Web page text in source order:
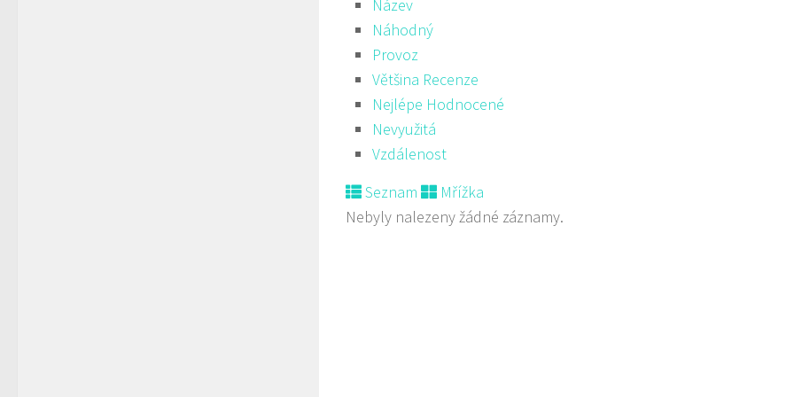
Název
Náhodný
Provoz
Většina Recenze
Nejlépe Hodnocené
Nevyužitá
Vzdálenost
Seznam
Mřížka
Nebyly nalezeny žádné záznamy.